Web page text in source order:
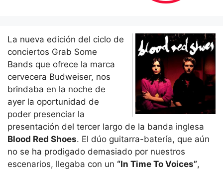
La nueva edición del ciclo de
conciertos Grab Some
Bands que ofrece la marca
cervecera Budweiser, nos
brindaba en la noche de
ayer la oportunidad de
poder presenciar la
presentación del tercer largo de la banda inglesa
Blood Red Shoes. El dúo guitarra-batería, que aún
no se ha prodigado demasiado por nuestros
escenarios, llegaba con un “In Time To Voices”,